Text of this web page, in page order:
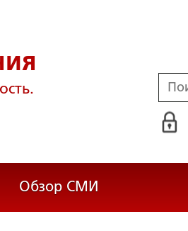
Обзор СМИ